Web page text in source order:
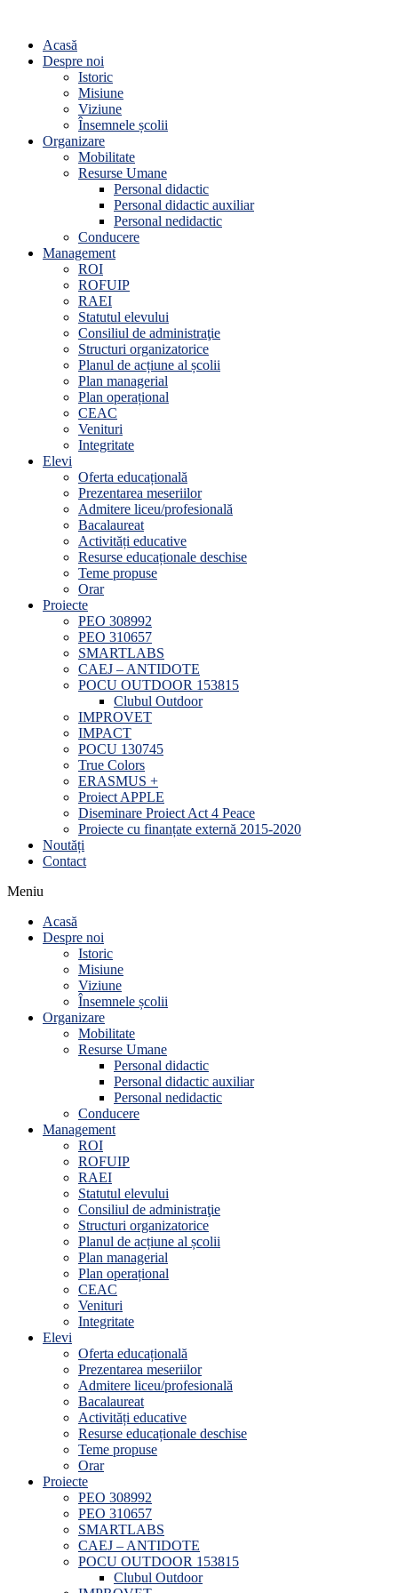
Acasă
Despre noi
Istoric
Misiune
Viziune
Însemnele școlii
Organizare
Mobilitate
Resurse Umane
Personal didactic
Personal didactic auxiliar
Personal nedidactic
Conducere
Management
ROI
ROFUIP
RAEI
Statutul elevului
Consiliul de administraţie
Structuri organizatorice
Planul de acțiune al școlii
Plan managerial
Plan operațional
CEAC
Venituri
Integritate
Elevi
Oferta educațională
Prezentarea meseriilor
Admitere liceu/profesională
Bacalaureat
Activități educative
Resurse educaționale deschise
Teme propuse
Orar
Proiecte
PEO 308992
PEO 310657
SMARTLABS
CAEJ – ANTIDOTE
POCU OUTDOOR 153815
Clubul Outdoor
IMPROVET
IMPACT
POCU 130745
True Colors
ERASMUS +
Proiect APPLE
Diseminare Proiect Act 4 Peace
Proiecte cu finanțate externă 2015-2020
Noutăți
Contact
Meniu
Acasă
Despre noi
Istoric
Misiune
Viziune
Însemnele școlii
Organizare
Mobilitate
Resurse Umane
Personal didactic
Personal didactic auxiliar
Personal nedidactic
Conducere
Management
ROI
ROFUIP
RAEI
Statutul elevului
Consiliul de administraţie
Structuri organizatorice
Planul de acțiune al școlii
Plan managerial
Plan operațional
CEAC
Venituri
Integritate
Elevi
Oferta educațională
Prezentarea meseriilor
Admitere liceu/profesională
Bacalaureat
Activități educative
Resurse educaționale deschise
Teme propuse
Orar
Proiecte
PEO 308992
PEO 310657
SMARTLABS
CAEJ – ANTIDOTE
POCU OUTDOOR 153815
Clubul Outdoor